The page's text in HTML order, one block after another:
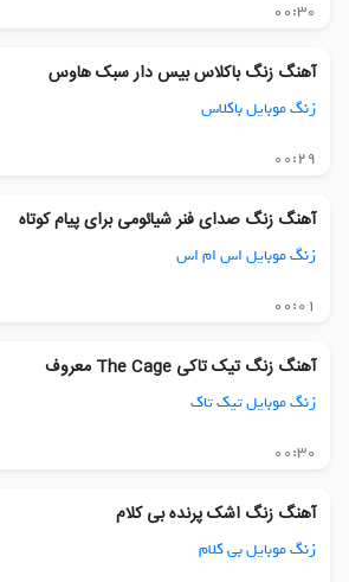
00:30
آهنگ زنگ باکلاس بیس دار سبک هاوس
زنگ موبایل باکلاس
00:29
آهنگ زنگ صدای فنر شیائومی برای پیام کوتاه
زنگ موبایل اس ام اس
00:01
آهنگ زنگ تیک تاکی The Cage معروف
زنگ موبایل تیک تاک
00:30
آهنگ زنگ اشک پرنده بی کلام
زنگ موبایل بی کلام